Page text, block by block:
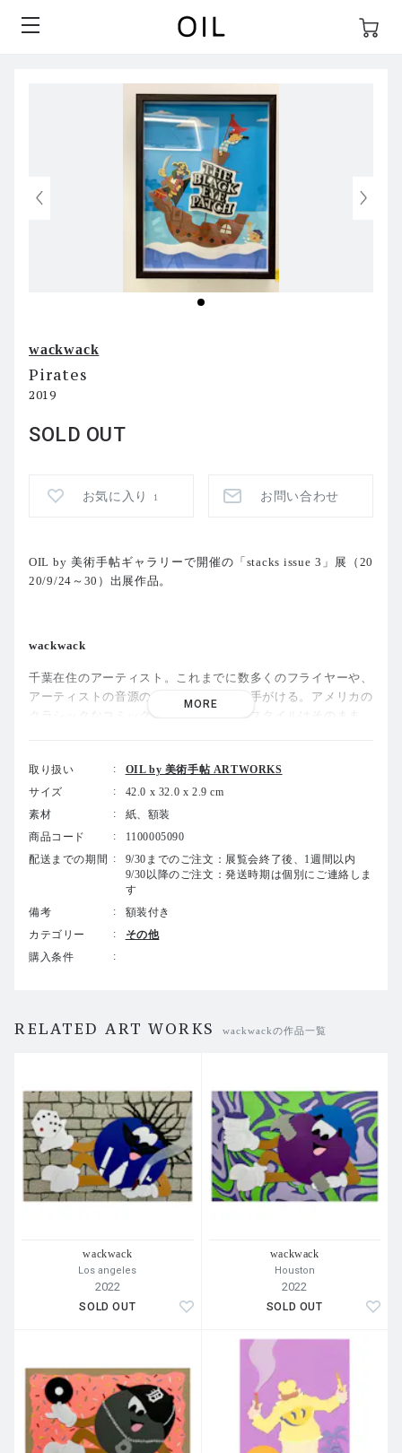
wackwack
Pirates
2019
SOLD OUT
お気に入り 1 お問い合わせ
OIL by 美術手帖ギャラリーで開催の「stacks issue 3」展（20
20/9/24～30）出展作品。
wackwack
千葉在住のアーティスト。これまでに数多くのフライヤーや、
アーティストの音源のジャケットなどを手がける。アメリカの
クラシックなコミックスを彷彿とさせるスタイルはそのまま
MORE
取り扱い
OIL by 美術手帖 ARTWORKS
サイズ
42.0 x 32.0 x 2.9 cm
素材
紙、額装
商品コード
1100005090
配送までの期間
9/30までのご注文：展覧会終了後、1週間以内
9/30以降のご注文：発送時期は個別にご連絡しま
す
備考
額装付き
カテゴリー
その他
購入条件
RELATED ART WORKS wackwackの作品一覧
wackwack
Los angeles
2022
SOLD OUT
wackwack
Houston
2022
SOLD OUT